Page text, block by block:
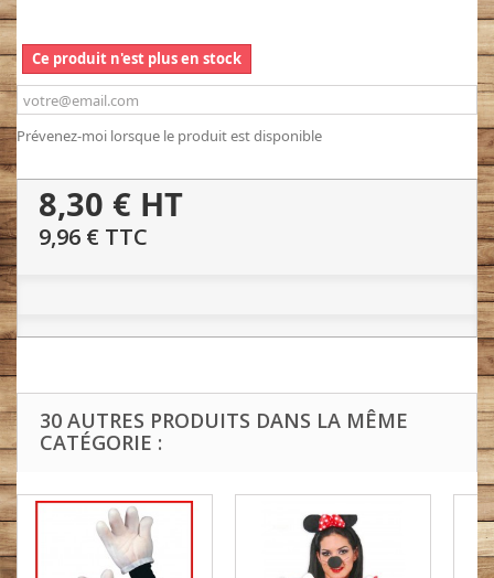
Ce produit n'est plus en stock
Prévenez-moi lorsque le produit est disponible
8,30 € HT
9,96 € TTC
30 AUTRES PRODUITS DANS LA MÊME
CATÉGORIE :